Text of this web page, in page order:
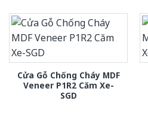
Cửa Gỗ Chống Cháy MDF
Veneer P1R2 Căm Xe-
SGD